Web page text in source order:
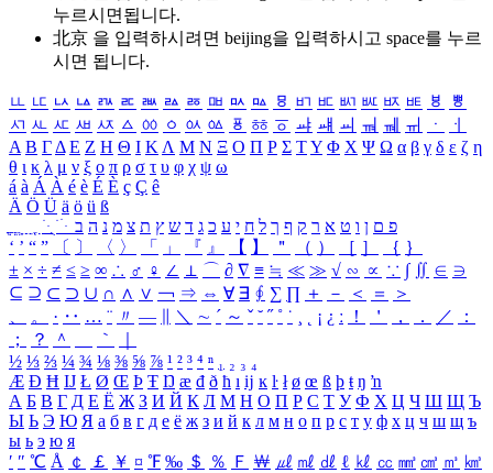
누르시면됩니다.
北京 을 입력하시려면 beijing을 입력하시고 space를 누르
시면 됩니다.
ㅥ ㅦ ㅧ ㅨ ㅩ ㅪ ㅫ ㅬ ㅭ ㅮ ㅯ ㅰ ㅱ ㅲ ㅳ ㅴ ㅵ ㅶ ㅷ ㅸ
ㅹ
ㅺ ㅻ ㅼ ㅽ ㅾ ㅿ ㆀ ㆁ ㆂ ㆃ ㆄ ㆅ ㆆ ㆇ ㆈ ㆉ ㆊ ㆋ ㆌ ㆍ
ㆎ
Α Β ΓΔ Ε Ζ Η Θ Ι ΚΛ Μ Ν Ξ Ο Π Ρ Σ ΤΥ Φ Χ Ψ Ω α β γ δ ε ζ η
θ ι κ λ μ ν ξ ο π ρ σ τ υ φ χ ψ ω
á à Á À é è É È ç Ç ê
Ä Ö Ü ä ö ü ß
ִֶֹ ֻּ ׁׂ פ ם ן ו ט א ר ק ף ך ל ח י ע כ ג ד ש ץ ת צ מ נ ה ב
‘ ’ “ ” 〔 〕 〈 〉 「 」 『 』 【 】 ＂ （ ） ［ ］ ｛ ｝
± × ÷ ≠ ≤ ≥ ∞ ∴ ♂ ♀ ∠ ⊥ ⌒ ∂ ∇ ≡ ≒ ≪ ≫ √ ∽ ∝ ∵ ∫ ∬ ∈ ∋
⊆ ⊇ ⊂ ⊃ ∪ ∩ ∧ ∨ ￢ ⇒ ⇔ ∀ ∃ ∮ ∑ ∏ ＋ － ＜ ＝
＞
、
。 · ‥ … ¨ 〃 ― ＼ ∼ ´ ～ ˇ ˘ ˝ ˚ ˙ ¸ ¡ ¿ ː ！ ＇ ， ． ／
：
；
？ ＾ ｀
½ ⅓ ⅔ ¼ ¾ ⅛ ⅜ ⅝ ⅞ ¹ ² ³ ⁴ ⁿ ₁ ₂ ₃ ₄
Æ Ð Ħ Ĳ Ł Ø Œ Þ Ŧ Ŋ æ đ ð ħ ı ĳ ĸ ŀ ł ø œ ß þ ŧ ŋ ŉ
А Б В Г Д Е Ё Ж З И Й К Л М Н О П Р С Т У Ф Х Ц Ч Ш Щ Ъ
Ы Ь Э Ю Я а б в г д е ё ж з и й к л м н о п р с т у ф х ц ч ш щ ъ
ы ь э ю я
′ ″ ℃ Å ￠ ￡ ￥ ¤ ℉ ‰ ＄ ％ Ｆ ￦ ㎕ ㎖ ㎗ ℓ ㎘ ㏄ ㎣ ㎤ ㎥ ㎦